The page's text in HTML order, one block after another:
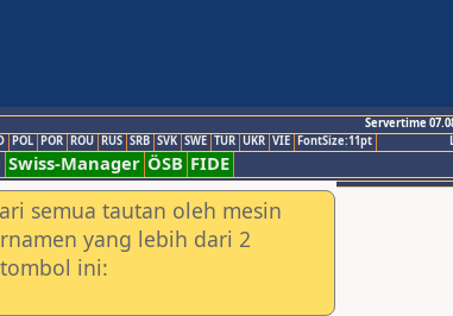
Servertime
POL POR ROU RUS SRB SVK SWE TUR UKR VIE FontSize:11pt
Swiss-Manager ÖSB FIDE
semua tautan oleh mesin
yang lebih dari 2
ini: